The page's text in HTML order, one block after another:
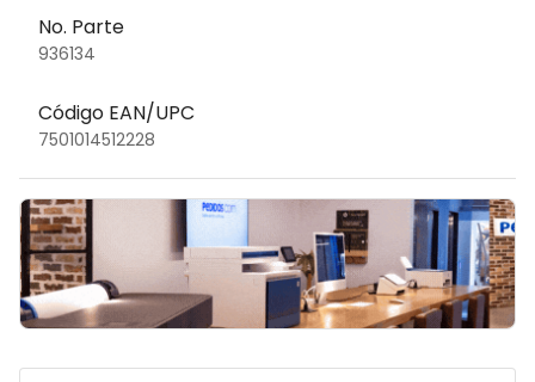
No. Parte
936134
Código EAN/UPC
7501014512228